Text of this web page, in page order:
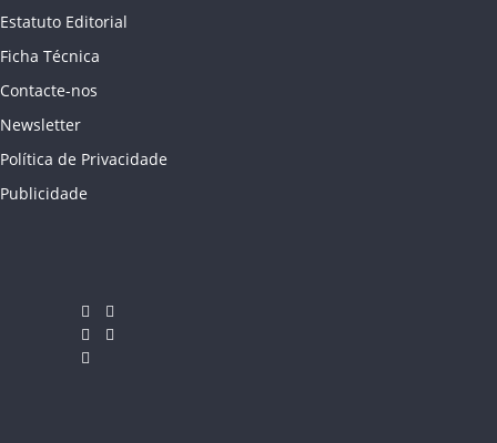
Estatuto Editorial
Ficha Técnica
Contacte-nos
Newsletter
Política de Privacidade
Publicidade